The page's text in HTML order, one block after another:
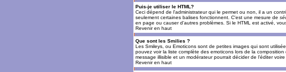
Puis-je utiliser le HTML?
Ceci dépend de l'administrateur qui le permet ou non, il a un
seulement certaines balises fonctionnent. C'est une mesure de
en page ou causer d'autres problèmes. Si le HTML est activé,
Revenir en haut
Que sont les Smilies ?
Les Smileys, ou Emoticons sont de petites images qui sont
pouvez voir la liste complète des emoticons lors de la
message illisible et un modérateur pourrait décider de l'éditer
Revenir en haut